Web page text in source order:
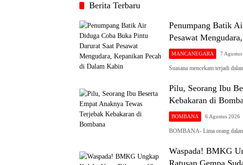
Berita Terbaru
Penumpang Batik
Pesawat
MANCANEGARA 7
Suasana mencekam terjadi
Pilu, Seorang Ibu
Kebakaran di
BOMBANA 6 Agustus 2026
BOMBANA- Lima orang
Waspada! BMKG
Ratusan Gempa